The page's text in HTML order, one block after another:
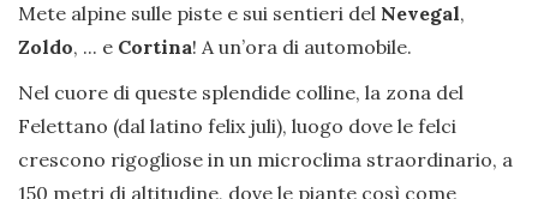
Mete alpine sulle piste e sui sentieri del Nevegal,
Zoldo, ... e Cortina! A un’ora di automobile.
Nel cuore di queste splendide colline, la zona del
Felettano (dal latino felix juli), luogo dove le felci
crescono rigogliose in un microclima straordinario, a
150 metri di altitudine, dove le piante così come